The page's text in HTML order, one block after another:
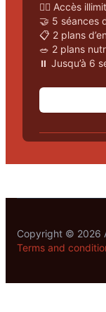
🏋️‍♂️ Accès
🤝 5 séances
📋 2 plans
🥗 2 plans
⏸️ Jusqu’à 6
Copyright © 2026
Terms and